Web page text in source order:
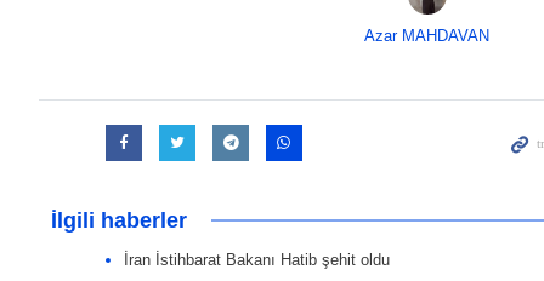
Azar MAHDAVAN
İlgili haberler
İran İstihbarat Bakanı Hatib şehit oldu